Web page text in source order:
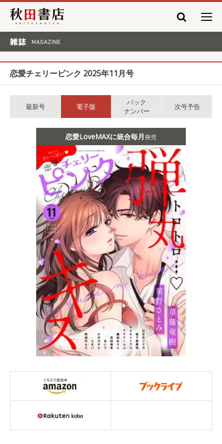
秋田書店
恋愛チェリーピンク 2025年11月号
最新号 電子版
バック
ナンバー
次号予告
恋愛LoveMAXに統合毎月発売